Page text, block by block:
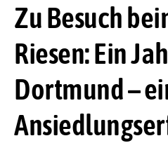
Zu Besuch
Riesen: Ein
Dortmund –